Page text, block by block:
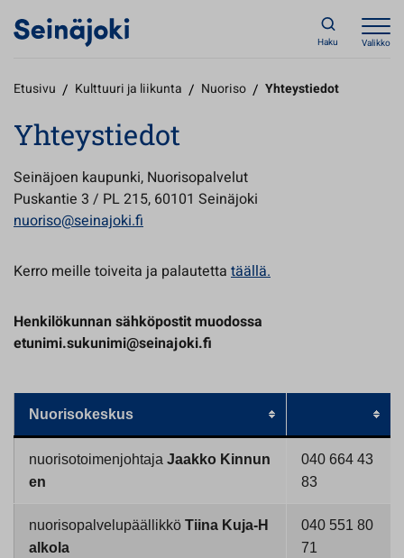
Haku Valikko
Etusivu / Kulttuuri ja liikunta / Nuoriso / Yhteystiedot
Yhteystiedot
Seinäjoen kaupunki, Nuorisopalvelut
Puskantie 3 / PL 215, 60101 Seinäjoki
nuoriso@seinajoki.fi
Kerro meille toiveita ja palautetta täällä.
Henkilökunnan sähköpostit muodossa
etunimi.sukunimi@seinajoki.fi
Nuorisokeskus
nuorisotoimenjohtaja Jaakko Kinnun
en
040 664 43
83
nuorisopalvelupäällikkö Tiina Kuja-H
alkola
040 551 80
71